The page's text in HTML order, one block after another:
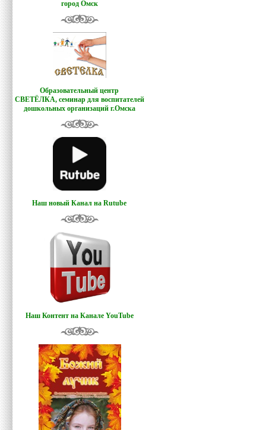
город Омск
Образовательный центр
СВЕТЁЛКА, семинар для воспитателей
дошкольных организаций г.Омска
Наш новый Канал на Rutube
Наш Контент на Канале YouTube